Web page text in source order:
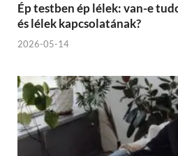
Ép testben ép lélek: van-e
és lélek kapcsolatának?
2026-05-14